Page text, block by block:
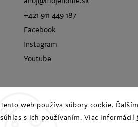
Tento web používa súbory cookie.
súhlas s ich používaním. Viac informácií
ahoj@mojehome.sk
+421 911 449 187
Facebook
Instagram
Youtube